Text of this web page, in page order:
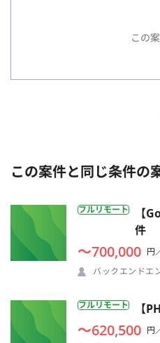
この
この案件と同じ条件の
フルリモート
【
件
〜700,000 円
バックエンドエ
フルリモート 【
〜620,500 円